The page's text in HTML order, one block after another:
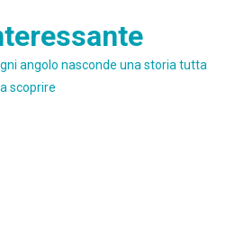
angolo nasconde una storia tutta
scoprire